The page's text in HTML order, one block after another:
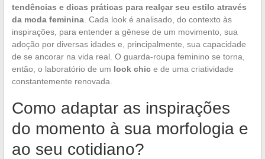
tendências e dicas práticas para realçar seu estilo através
da moda feminina. Cada look é analisado, do contexto às
inspirações, para entender a gênese de um movimento, sua
adoção por diversas idades e, principalmente, sua capacidade
de se ancorar na vida real. O guarda-roupa feminino se torna,
então, o laboratório de um look chice de uma criatividade
constantemente renovada.
Como adaptar as inspirações
do momento à sua morfologia e
ao seu cotidiano?